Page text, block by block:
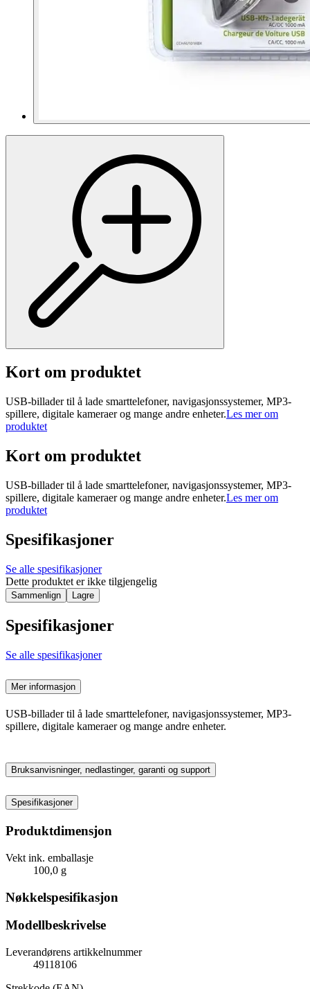
Kort om produktet
USB-billader til å lade smarttelefoner, navigasjonssystemer, MP3-
spillere, digitale kameraer og mange andre enheter.Les mer om
produktet
Kort om produktet
USB-billader til å lade smarttelefoner, navigasjonssystemer, MP3-
spillere, digitale kameraer og mange andre enheter.Les mer om
produktet
Spesifikasjoner
Se alle spesifikasjoner
Dette produktet er ikke tilgjengelig
Sammenlign Lagre
Spesifikasjoner
Se alle spesifikasjoner
Mer informasjon
USB-billader til å lade smarttelefoner, navigasjonssystemer, MP3-
spillere, digitale kameraer og mange andre enheter.
Bruksanvisninger, nedlastinger, garanti og support
Spesifikasjoner
Produktdimensjon
Vekt ink. emballasje
100,0 g
Nøkkelspesifikasjon
Modellbeskrivelse
Leverandørens artikkelnummer
49118106